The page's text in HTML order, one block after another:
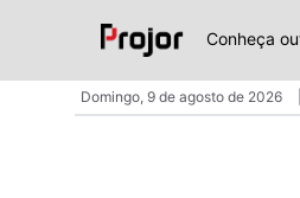
Conheça
Domingo, 9 de agosto de 2026